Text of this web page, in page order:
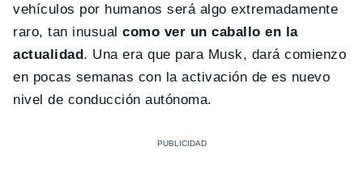
vehículos por humanos será algo extremadamente
raro, tan inusualcomo ver un caballo en la
actualidad. Una era que para Musk, dará comienzo
en pocas semanas con la activación de es nuevo
nivel de conducción autónoma.